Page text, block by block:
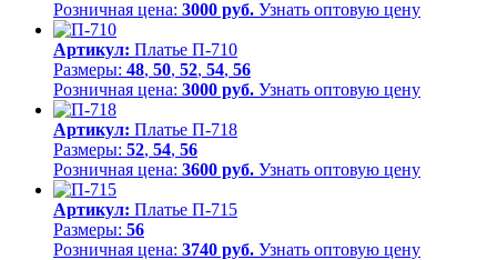
Розничная цена: 3000 руб. Узнать оптовую цену
Артикул: Платье П-710
Размеры: 48, 50, 52, 54, 56
Розничная цена: 3000 руб. Узнать оптовую цену
Артикул: Платье П-718
Размеры: 52, 54, 56
Розничная цена: 3600 руб. Узнать оптовую цену
Артикул: Платье П-715
Размеры: 56
Розничная цена: 3740 руб. Узнать оптовую цену